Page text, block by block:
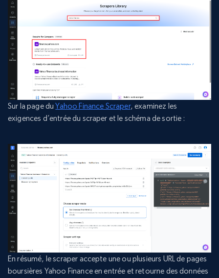
Sur la page duYahoo Finance Scraper, examinez les
exigences d’entrée du scraper et le schéma de sortie :
En résumé, le scraper accepte une ou plusieurs URL de pages
boursières Yahoo Finance en entrée et retourne des données